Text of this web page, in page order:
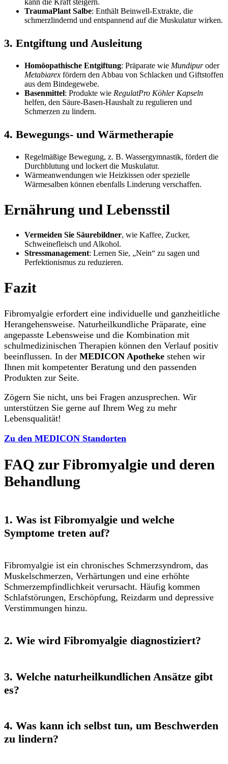
kann die Kraft steigern.
TraumaPlant Salbe: Enthält Beinwell-Extrakte, die
schmerzlindernd und entspannend auf die Muskulatur wirken.
3. Entgiftung und Ausleitung
Homöopathische Entgiftung: Präparate wie Mundipuroder
Metabiarex fördern den Abbau von Schlacken und Giftstoffen
aus dem Bindegewebe.
Basenmittel: Produkte wie RegulatPro Köhler Kapseln
helfen, den Säure-Basen-Haushalt zu regulieren und
Schmerzen zu lindern.
4. Bewegungs- und Wärmetherapie
Regelmäßige Bewegung, z. B. Wassergymnastik, fördert die
Durchblutung und lockert die Muskulatur.
Wärmeanwendungen wie Heizkissen oder spezielle
Wärmesalben können ebenfalls Linderung verschaffen.
Ernährung und Lebensstil
Vermeiden Sie Säurebildner, wie Kaffee, Zucker,
Schweinefleisch und Alkohol.
Stressmanagement: Lernen Sie, „Nein“ zu sagen und
Perfektionismus zu reduzieren.
Fazit
Fibromyalgie erfordert eine individuelle und ganzheitliche
Herangehensweise. Naturheilkundliche Präparate, eine
angepasste Lebensweise und die Kombination mit
schulmedizinischen Therapien können den Verlauf positiv
beeinflussen. In der MEDICON Apotheke stehen wir
Ihnen mit kompetenter Beratung und den passenden
Produkten zur Seite.
Zögern Sie nicht, uns bei Fragen anzusprechen. Wir
unterstützen Sie gerne auf Ihrem Weg zu mehr
Lebensqualität!
Zu den MEDICON Standorten
FAQ zur Fibromyalgie und deren
Behandlung
1. Was ist Fibromyalgie und welche
Symptome treten auf?
Fibromyalgie ist ein chronisches Schmerzsyndrom, das
Muskelschmerzen, Verhärtungen und eine erhöhte
Schmerzempfindlichkeit verursacht. Häufig kommen
Schlafstörungen, Erschöpfung, Reizdarm und depressive
Verstimmungen hinzu.
2. Wie wird Fibromyalgie diagnostiziert?
3. Welche naturheilkundlichen Ansätze gibt
es?
4. Was kann ich selbst tun, um Beschwerden
zu lindern?